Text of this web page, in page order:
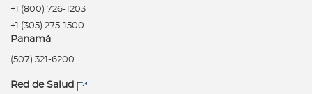
+1 (800) 726-1203
+1 (305) 275-1500
Panamá
(507) 321-6200
Red de Salud